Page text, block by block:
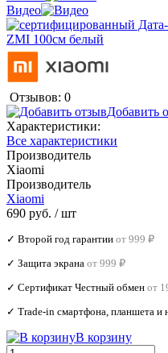
Видео
Отзывов: 0
Добавить
Характеристики:
Все характеристики
Производитель
Xiaomi
Производитель
Xiaomi
690 руб. / шт
✓ Второй год гарантии от 999 ₽
✓ Защита экрана от 999 ₽
✓ Сертификат Честный обмен от
✓ Trade‑in смартфона, планшета и
В корзину